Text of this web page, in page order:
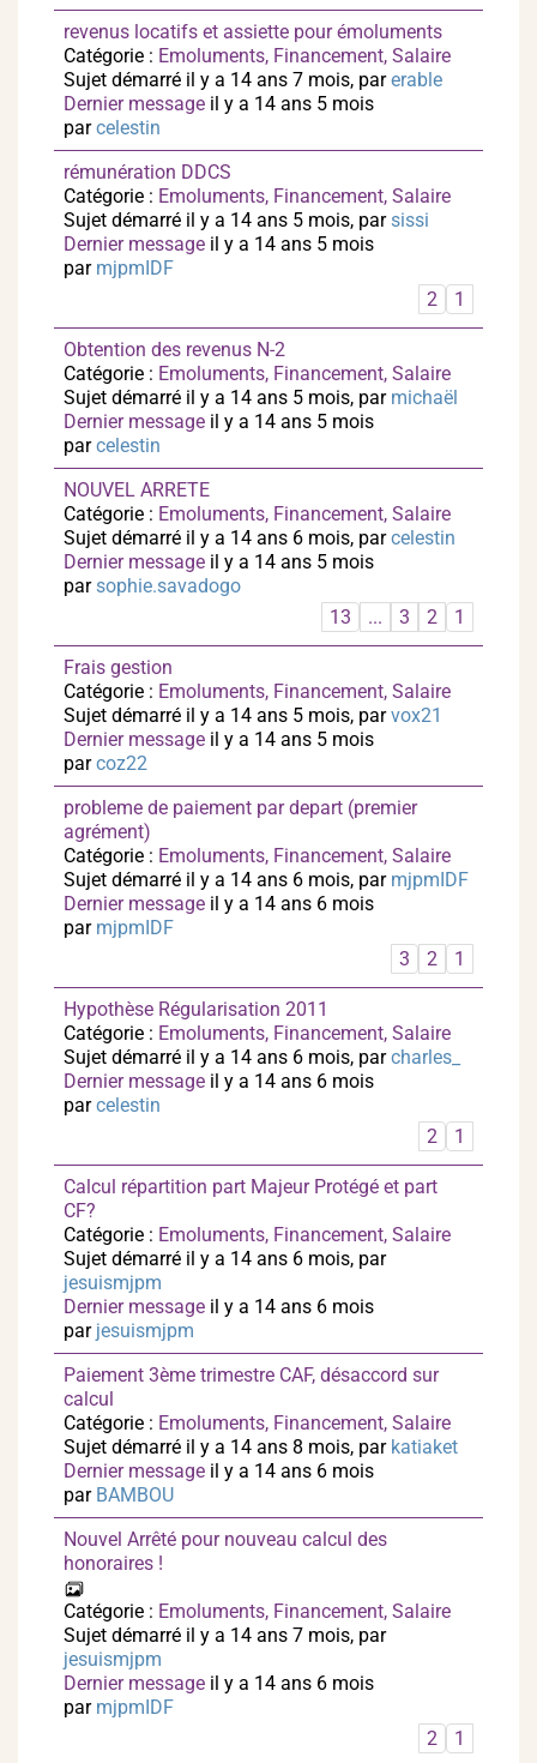
revenus locatifs et assiette pour émoluments
Catégorie : Emoluments, Financement, Salaire
Sujet démarré il y a 14 ans 7 mois, parerable
Dernier message il y a 14 ans 5 mois
parcelestin
rémunération DDCS
Catégorie : Emoluments, Financement, Salaire
Sujet démarré il y a 14 ans 5 mois, parsissi
Dernier message il y a 14 ans 5 mois
par mjpmIDF
1
2
Obtention des revenus N-2
Catégorie : Emoluments, Financement, Salaire
Sujet démarré il y a 14 ans 5 mois, par michaël
Dernier message il y a 14 ans 5 mois
parcelestin
NOUVEL ARRETE
Catégorie : Emoluments, Financement, Salaire
Sujet démarré il y a 14 ans 6 mois, parcelestin
Dernier message il y a 14 ans 5 mois
parsophie.savadogo
1
2
3
...
13
Frais gestion
Catégorie : Emoluments, Financement, Salaire
Sujet démarré il y a 14 ans 5 mois, parvox21
Dernier message il y a 14 ans 5 mois
parcoz22
probleme de paiement par depart (premier
agrément)
Catégorie : Emoluments, Financement, Salaire
Sujet démarré il y a 14 ans 6 mois, par mjpmIDF
Dernier message il y a 14 ans 6 mois
par mjpmIDF
1
2
3
Hypothèse Régularisation 2011
Catégorie : Emoluments, Financement, Salaire
Sujet démarré il y a 14 ans 6 mois, parcharles_
Dernier message il y a 14 ans 6 mois
parcelestin
1
2
Calcul répartition part Majeur Protégé et part
CF?
Catégorie : Emoluments, Financement, Salaire
Sujet démarré il y a 14 ans 6 mois, par
jesuismjpm
Dernier message il y a 14 ans 6 mois
par jesuismjpm
Paiement 3ème trimestre CAF, désaccord sur
calcul
Catégorie : Emoluments, Financement, Salaire
Sujet démarré il y a 14 ans 8 mois, par katiaket
Dernier message il y a 14 ans 6 mois
par BAMBOU
Nouvel Arrêté pour nouveau calcul des
honoraires !
Catégorie : Emoluments, Financement, Salaire
Sujet démarré il y a 14 ans 7 mois, par
jesuismjpm
Dernier message il y a 14 ans 6 mois
par mjpmIDF
1
2